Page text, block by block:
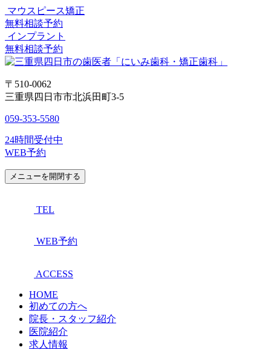
マウスピース矯正
無料相談予約
インプラント
無料相談予約
〒510-0062
三重県四日市市北浜田町3-5
059-353-5580
24時間受付中
WEB予約
メニューを開閉する
TEL
WEB予約
ACCESS
HOME
初めての方へ
院長・スタッフ紹介
医院紹介
求人情報